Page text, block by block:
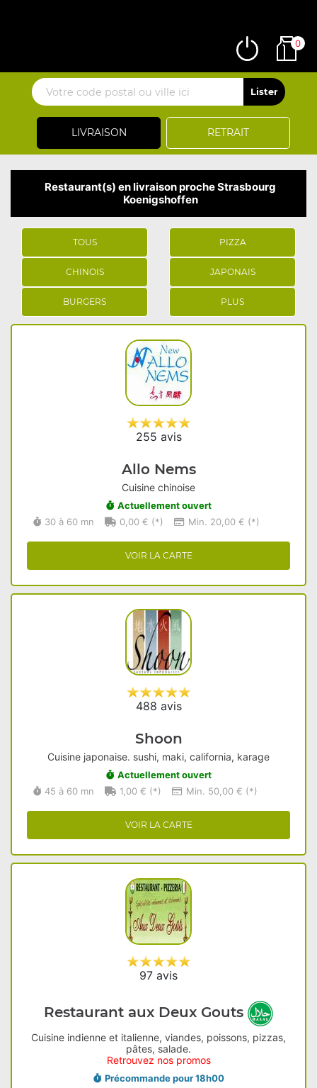
LIVRAISON RETRAIT
0
Restaurant(s) en livraison proche Strasbourg
Koenigshoffen
TOUS PIZZA
CHINOIS JAPONAIS
BURGERS PLUS
255 avis
Allo Nems
Cuisine chinoise
Actuellement ouvert
30 à 60 mn
0,00 € (*) Min. 20,00 € (*)
VOIR LA CARTE
488 avis
Shoon
Cuisine japonaise. sushi, maki, california, karage
Actuellement ouvert
45 à 60 mn
1,00 € (*) Min. 50,00 € (*)
VOIR LA CARTE
97 avis
Restaurant aux Deux Gouts
Cuisine indienne et italienne, viandes, poissons, pizzas,
pâtes, salade.
Retrouvez nos promos
Précommande pour 18h00